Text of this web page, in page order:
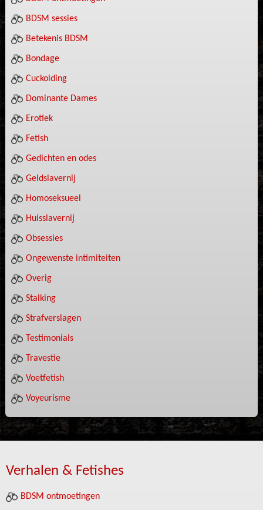
BDSM sessies
Betekenis BDSM
Bondage
Cuckolding
Dominante Dames
Erotiek
Fetish
Gedichten en odes
Geldslavernij
Homoseksueel
Huisslavernij
Obsessies
Ongewenste intimiteiten
Overig
Stalking
Strafverslagen
Testimonials
Travestie
Voetfetish
Voyeurisme
Verhalen & Fetishes
BDSM ontmoetingen